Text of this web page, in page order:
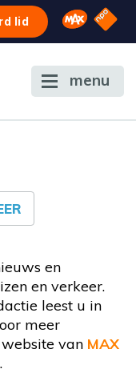
lid Omroep
NPO
menu
en
en verkeer.
leest u in
meer
van MAX
.